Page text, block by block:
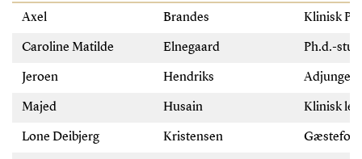
Axel Brandes Klinisk
Caroline Matilde Elnegaard Ph.d.-
Jeroen Hendriks
Majed Husain Klinisk
Lone Deibjerg Kristensen